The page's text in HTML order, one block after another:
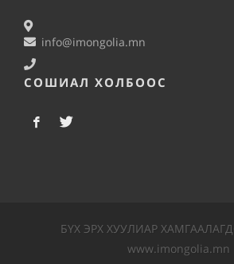
info@imongolia.mn
СОШИАЛ ХОЛБООС
БҮХ ЭРХ ХУУЛИАР
www.imongolia.mn